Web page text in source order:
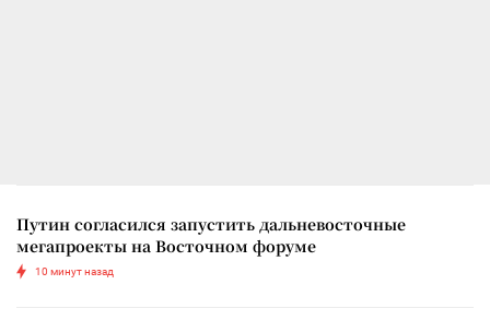
Путин согласился запустить дальневосточные
мегапроекты на Восточном форуме
10 минут назад